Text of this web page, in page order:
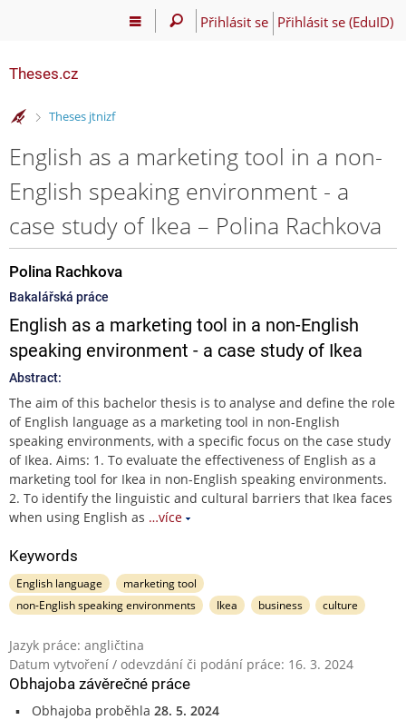
Přihlásit se Přihlásit se (EduID)
Theses.cz
>
Theses jtnizf
English as a marketing tool in a non-
English speaking environment - a
case study of Ikea – Polina Rachkova
Polina Rachkova
Bakalářská práce
English as a marketing tool in a non-English
speaking environment - a case study of Ikea
Abstract:
The aim of this bachelor thesis is to analyse and define the role
of English language as a marketing tool in non-English
speaking environments, with a specific focus on the case study
of Ikea. Aims: 1. To evaluate the effectiveness of English as a
marketing tool for Ikea in non-English speaking environments.
2. To identify the linguistic and cultural barriers that Ikea faces
when using English as …více
Keywords
English language
marketing tool
non-English speaking environments
Ikea business culture
Jazyk práce: angličtina
Datum vytvoření / odevzdání či podání práce: 16. 3. 2024
Obhajoba závěrečné práce
Obhajoba proběhla 28. 5. 2024